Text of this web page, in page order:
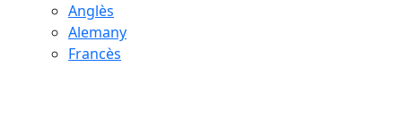
Anglès
Alemany
Francès